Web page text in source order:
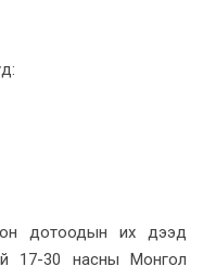
дотоодын их дээд
17-30 насны Монгол